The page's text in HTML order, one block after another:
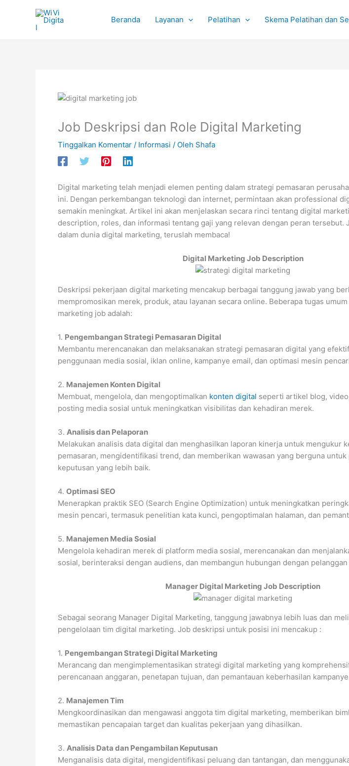
Beranda Layanan Pelatihan Skema Pelatihan dan
Job Deskripsi dan Role Digital Marketing
Tinggalkan Komentar / Informasi / Oleh Shafa
Digital marketing telah menjadi elemen penting dalam strategi pemasaran
ini. Dengan perkembangan teknologi dan internet, permintaan akan professional
semakin meningkat. Artikel ini akan menjelaskan secara rinci tentang digital
description, roles, dan informasi tentang gaji yang relevan dengan peran tersebut.
dalam dunia digital marketing, teruslah membaca!
Digital Marketing Job Description
Deskripsi pekerjaan digital marketing mencakup berbagai tanggung jawab yang
mempromosikan merek, produk, atau layanan secara online. Beberapa tugas
marketing job adalah:
1. Pengembangan Strategi Pemasaran Digital
Membantu merencanakan dan melaksanakan strategi pemasaran digital yang
penggunaan media sosial, iklan online, kampanye email, dan optimasi mesin
2. Manajemen Konten Digital
Membuat, mengelola, dan mengoptimalkan konten digital seperti artikel blog,
posting media sosial untuk meningkatkan visibilitas dan kehadiran merek.
3. Analisis dan Pelaporan
Melakukan analisis data digital dan menghasilkan laporan kinerja untuk mengukur
pemasaran, mengidentifikasi trend, dan memberikan wawasan yang berguna untuk
keputusan yang lebih baik.
4. Optimasi SEO
Menerapkan praktik SEO (Search Engine Optimization) untuk meningkatkan
mesin pencari, termasuk penelitian kata kunci, pengoptimalan halaman, dan
5. Manajemen Media Sosial
Mengelola kehadiran merek di platform media sosial, merencanakan dan
sosial, berinteraksi dengan audiens, dan membangun hubungan dengan
Manager Digital Marketing Job Description
Sebagai seorang Manager Digital Marketing, tanggung jawabnya lebih luas dan
pengelolaan tim digital marketing. Job deskripsi untuk posisi ini mencakup :
1. Pengembangan Strategi Digital Marketing
Merancang dan mengimplementasikan strategi digital marketing yang
perencanaan anggaran, penetapan tujuan, dan pemantauan keberhasilan
2. Manajemen Tim
Mengkoordinasikan dan mengawasi anggota tim digital marketing, memberikan
memastikan pencapaian target dan kualitas pekerjaan yang dihasilkan.
3. Analisis Data dan Pengambilan Keputusan
Menganalisis data digital, mengidentifikasi peluang dan tantangan, dan